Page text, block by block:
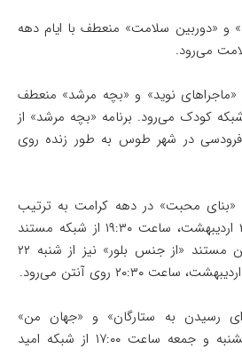
و «دوربین سلامت» منعطف با ایام دهه
می‌رود.
نوید» و «بچه مرشد» منعطف
کودک می‌رود. برنامه «بچه مرشد» از
فرودسی در شهر طوس به طور زنده روی
«بنای محبت» در دهه کرامت به ترتیب
شنبه و سه‌شنبه ۲۲ و ۲۵ اردیبهشت، ساعت ۱۹:۳۰ از شبکه مستند
پخش می شود. این چنین مستند «از جنس بلور» نیز از شنبه ۲۲
رسیدن به ستارگان» و «جهان من»
همزمان با روز دختر پنجشنبه و جمعه ساعت ۱۷:۰۰ از شبکه امید